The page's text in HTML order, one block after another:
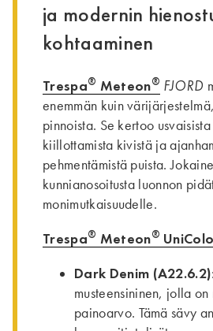
ja modernin
kohtaaminen
Trespa® Meteon® FJORD
enemmän kuin
pinnoista. Se kertoo
kiillottamista kivistä ja
pehmentämistä puista.
kunnianosoitusta luonnon
monimutkaisuudelle.
Trespa® Meteon®
Dark Denim (A22.6.2)
musteensininen, jolla
painoarvo. Tämä sävy